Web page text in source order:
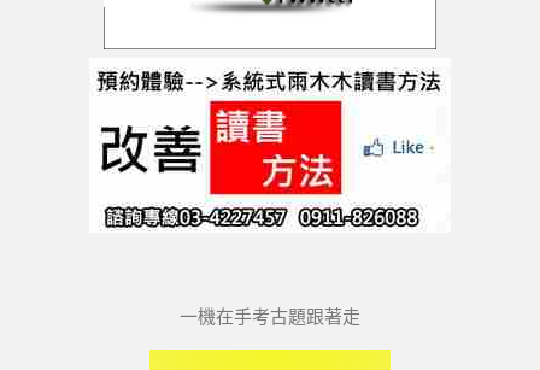
一機在手考古題跟著走